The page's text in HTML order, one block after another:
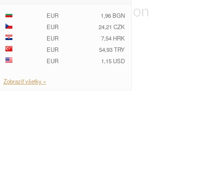
EUR
1,96 BGN
EUR
24,21 CZK
EUR
7,54 HRK
EUR
54,93 TRY
EUR
1,15 USD
Zobraziť všetky »